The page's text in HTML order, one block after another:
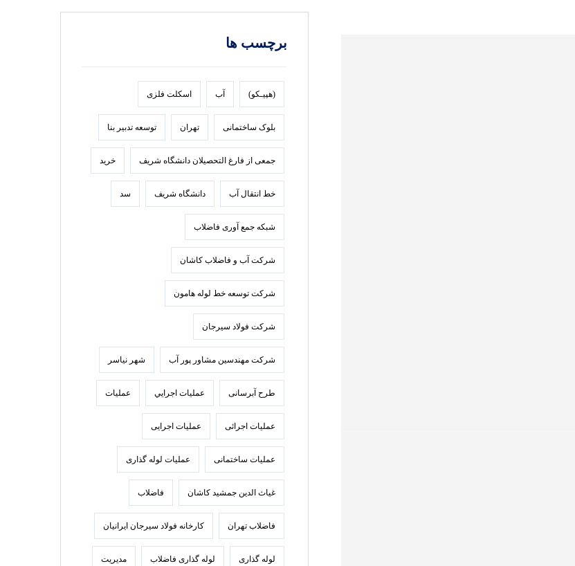
برچسب ها
(هپیـکو) آب اسکلت فلزی
بلوک ساختمانی تهران توسعه تدبير بنا
جمعی از فارغ التحصیلان دانشگاه شریف خرید
خط انتقال آب دانشگاه شریف سد
شبکه جمع آوری فاضلاب
شرکت آب و فاضلاب کاشان
شرکت توسعه خط لوله هامون
شرکت فولاد سيرجان
شرکت مهندسین مشاور پور آب شهر نیاسر
طرح آبرسانی عمليات اجرايي عملیات
عملیات اجرائی عملیات اجرایی
عملیات ساختمانی عملیات لوله گذاری
غیاث الدین جمشید کاشان فاضلاب
فاضلاب تهران كارخانه فولاد سيرجان ايرانيان
لوله گذاری لوله گذاری فاضلاب مدیریت